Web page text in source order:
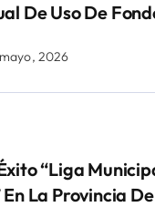
De Uso De
2026
“Liga
La Provincia